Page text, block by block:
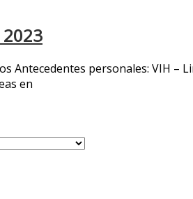
2023
Antecedentes personales: VIH –
en